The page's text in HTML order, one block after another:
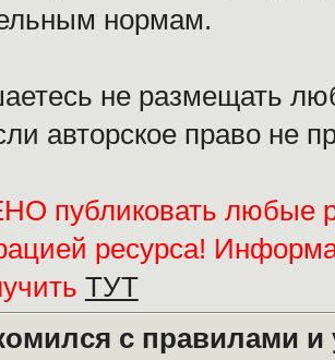
нормам.
не размещать
авторское право не
публиковать любые
ресурса!
ТУТ
с правилами